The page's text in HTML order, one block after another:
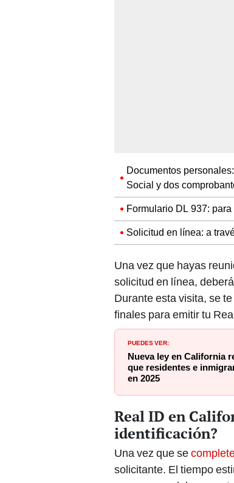
Documentos
Social y dos
Formulario DL 937:
Solicitud en línea: a
Una vez que hayas
solicitud en línea,
Durante esta visita, se
finales para emitir tu
PUEDES VER:
Nueva ley en California
que residentes e
en 2025
Real ID en
identificación?
Una vez que se
solicitante. El tiempo